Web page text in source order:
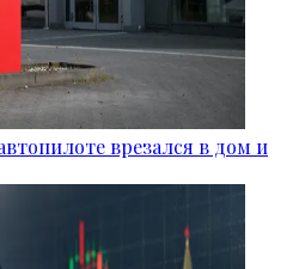
врезался в дом и